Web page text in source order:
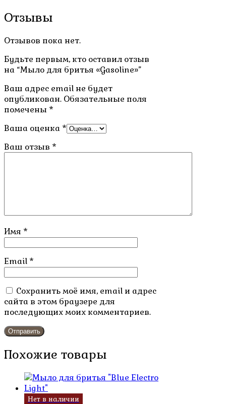
Отзывы
Отзывов пока нет.
Будьте первым, кто оставил отзыв
на “Мыло для бритья «Gasoline»”
Ваш адрес email не будет
опубликован. Обязательные поля
помечены *
Ваша оценка *
Ваш отзыв *
Имя *
Email *
Сохранить моё имя, email и адрес
сайта в этом браузере для
последующих моих комментариев.
Похожие товары
Нет в наличии